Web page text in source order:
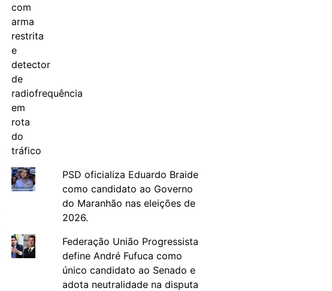
PSD oficializa Eduardo Braide
como candidato ao Governo
do Maranhão nas eleições de
2026.
Federação União Progressista
define André Fufuca como
único candidato ao Senado e
adota neutralidade na disputa